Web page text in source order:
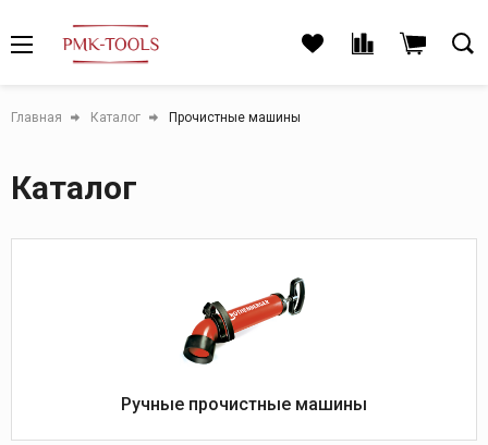
Главная Каталог Прочистные машины
Каталог
Ручные прочистные машины